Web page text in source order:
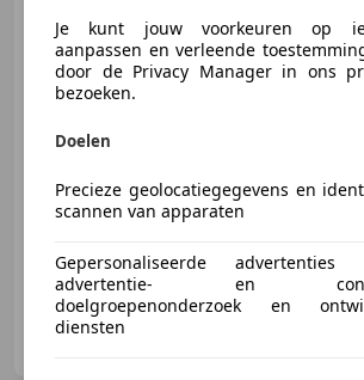
€ 5.500
12/2014 128.846 km Benzine
Vos Autotrading
Je kunt jouw voorkeuren op
aanpassen en verleende
door de Privacy Manager in ons
bezoeken.
Doelen
Precieze geolocatiegegevens en
scannen van apparaten
Gepersonaliseerde
advertentie- en
doelgroepenonderzoek en
diensten